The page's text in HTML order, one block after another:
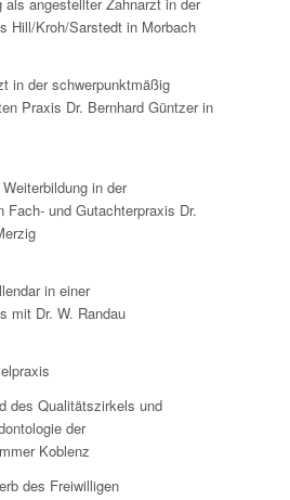
Hill/Kroh/Sarstedt in Morbach
in der schwerpunktmäßig
Praxis Dr. Bernhard Güntzer in
in der
Fach- und Gutachterpraxis Dr.
in einer
mit Dr. W. Randau
des Qualitätszirkels und
der
Koblenz
des Freiwilligen